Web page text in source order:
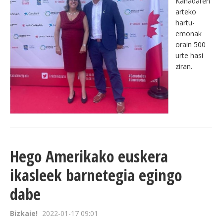
arteko
hartu-
emonak
orain 500
urte hasi
ziran.
Hego Amerikako euskera
ikasleek barnetegia egingo
dabe
Bizkaie! 2022-01-17 09:01